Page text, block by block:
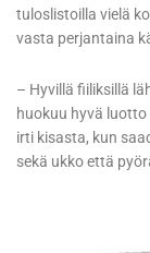
tuloslistoilla vielä
vasta perjantaina
– Hyvillä fiiliksillä
huokuu hyvä
irti kisasta, kun
sekä ukko että